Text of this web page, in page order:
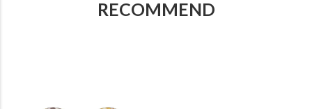
RECOMMEND